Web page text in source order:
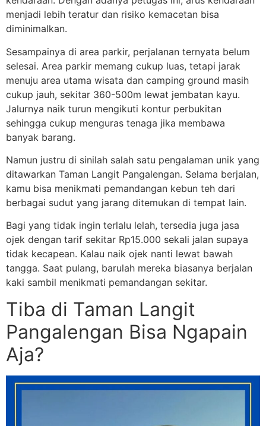
menjadi lebih teratur dan risiko kemacetan bisa
diminimalkan.
Sesampainya di area parkir, perjalanan ternyata belum
selesai. Area parkir memang cukup luas, tetapi jarak
menuju area utama wisata dan camping ground masih
cukup jauh, sekitar 360-500m lewat jembatan kayu.
Jalurnya naik turun mengikuti kontur perbukitan
sehingga cukup menguras tenaga jika membawa
banyak barang.
Namun justru di sinilah salah satu pengalaman unik yang
ditawarkan Taman Langit Pangalengan. Selama berjalan,
kamu bisa menikmati pemandangan kebun teh dari
berbagai sudut yang jarang ditemukan di tempat lain.
Bagi yang tidak ingin terlalu lelah, tersedia juga jasa
ojek dengan tarif sekitar Rp15.000 sekali jalan supaya
tidak kecapean. Kalau naik ojek nanti lewat bawah
tangga. Saat pulang, barulah mereka biasanya berjalan
kaki sambil menikmati pemandangan sekitar.
Tiba di Taman Langit
Pangalengan Bisa Ngapain
Aja?